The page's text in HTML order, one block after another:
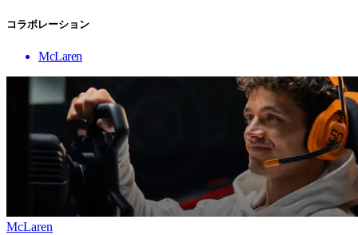
コラボレーション
McLaren
McLaren